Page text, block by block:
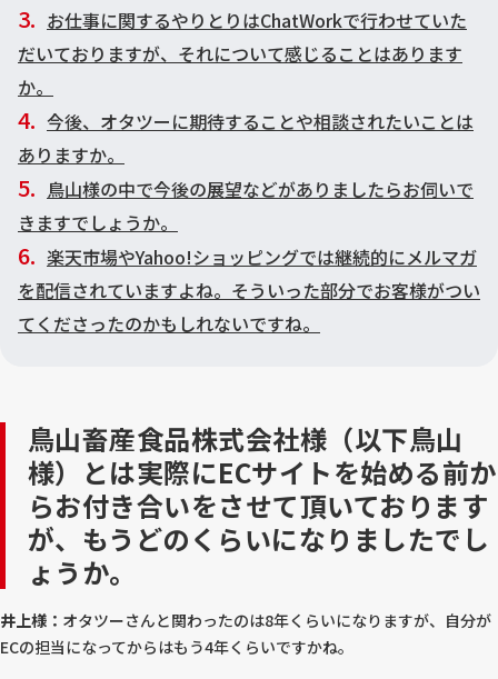
お仕事に関するやりとりはChatWorkで行わせていた
だいておりますが、それについて感じることはあります
か。
今後、オタツーに期待することや相談されたいことは
ありますか。
鳥山様の中で今後の展望などがありましたらお伺いで
きますでしょうか。
楽天市場やYahoo!ショッピングでは継続的にメルマガ
を配信されていますよね。そういった部分でお客様がつい
てくださったのかもしれないですね。
鳥山畜産食品株式会社様（以下鳥山
様）とは実際にECサイトを始める前か
らお付き合いをさせて頂いております
が、もうどのくらいになりましたでし
ょうか。
井上様： オタツーさんと関わったのは8年くらいになりますが、自分が
ECの担当になってからはもう4年くらいですかね。